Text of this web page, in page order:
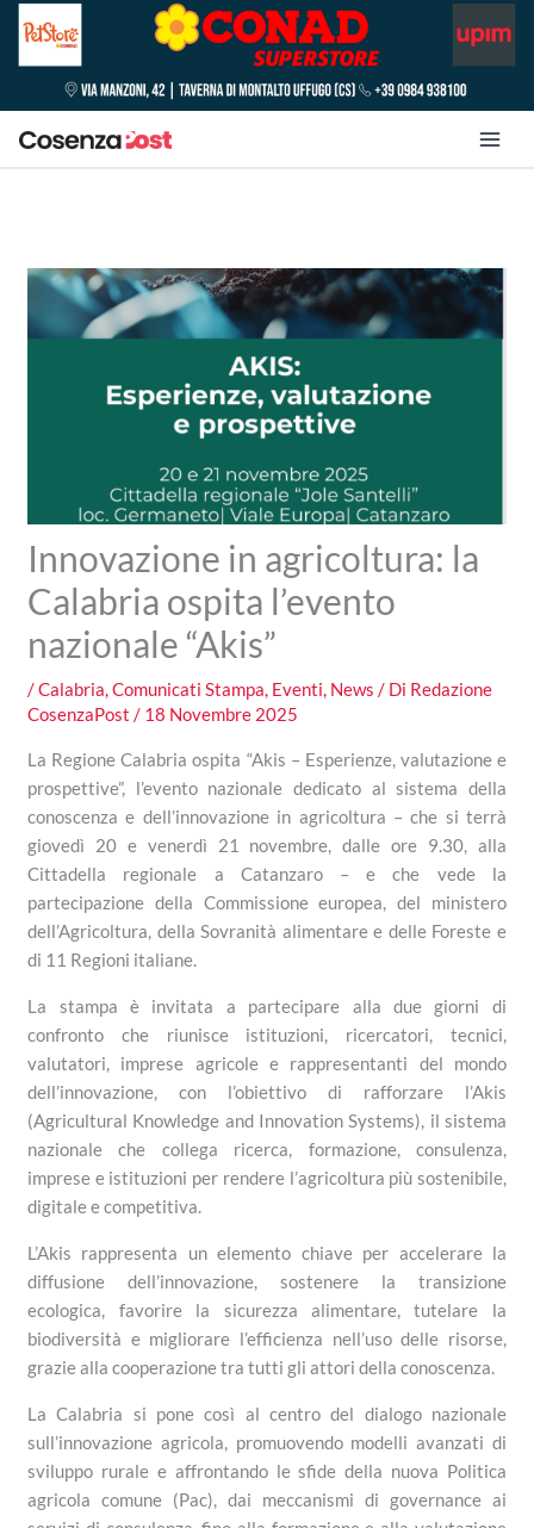
Innovazione in agricoltura: la
Calabria ospita l’evento
nazionale “Akis”
/Calabria ,Comunicati Stampa Eventi News / Di Redazione
CosenzaPost / 18 Novembre 2025
La Regione Calabria ospita “Akis – Esperienze, valutazione e
prospettive”, l’evento nazionale dedicato al sistema della
conoscenza e dell’innovazione in agricoltura – che si terrà
giovedì 20 e venerdì 21 novembre, dalle ore 9.30, alla
Cittadella regionale a Catanzaro – e che vede la
partecipazione della Commissione europea, del ministero
dell’Agricoltura, della Sovranità alimentare e delle Foreste e
di 11 Regioni italiane.
La stampa è invitata a partecipare alla due giorni di
confronto che riunisce istituzioni, ricercatori, tecnici,
valutatori, imprese agricole e rappresentanti del mondo
dell’innovazione, con l’obiettivo di rafforzare l’Akis
(Agricultural Knowledge and Innovation Systems), il sistema
nazionale che collega ricerca, formazione, consulenza,
imprese e istituzioni per rendere l’agricoltura più sostenibile,
digitale e competitiva.
L’Akis rappresenta un elemento chiave per accelerare la
diffusione dell’innovazione, sostenere la transizione
ecologica, favorire la sicurezza alimentare, tutelare la
biodiversità e migliorare l’efficienza nell’uso delle risorse,
grazie alla cooperazione tra tutti gli attori della conoscenza.
La Calabria si pone così al centro del dialogo nazionale
sull’innovazione agricola, promuovendo modelli avanzati di
sviluppo rurale e affrontando le sfide della nuova Politica
agricola comune (Pac), dai meccanismi di governance ai